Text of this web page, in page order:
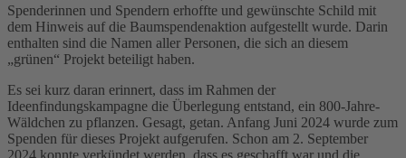
Spenderinnen und Spendern erhoffte und gewünschte Schild mit
dem Hinweis auf die Baumspendenaktion aufgestellt wurde. Darin
enthalten sind die Namen aller Personen, die sich an diesem
„grünen“ Projekt beteiligt haben.
Es sei kurz daran erinnert, dass im Rahmen der
Ideenfindungskampagne die Überlegung entstand, ein 800-Jahre-
Wäldchen zu pflanzen. Gesagt, getan. Anfang Juni 2024 wurde zum
Spenden für dieses Projekt aufgerufen. Schon am 2. September
2024 konnte verkündet werden, dass es geschafft war und die